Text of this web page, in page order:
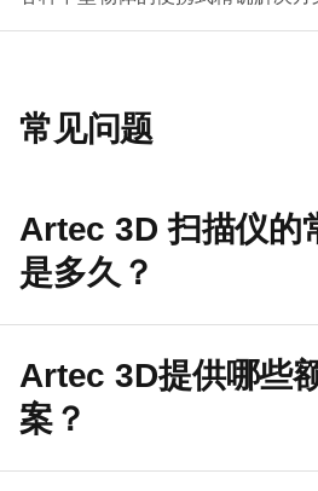
常见问题
Artec 3D 扫描仪的
是多久？
Artec 3D提供哪些
案？